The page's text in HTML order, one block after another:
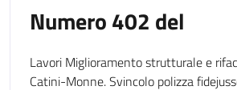
Numero 402 del
Lavori Miglioramento strutturale e
Catini-Monne. Svincolo polizza